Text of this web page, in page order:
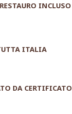
INCLUSO
ITALIA
DA CERTIFICATO